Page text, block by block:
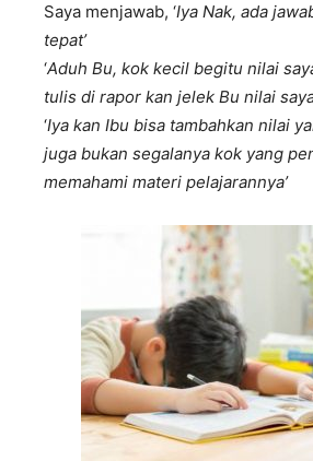
Saya menjawab, ‘Iya Nak, ada
tepat’
‘Aduh Bu, kok kecil begitu nilai
tulis di rapor kan jelek Bu nilai
‘Iya kan Ibu bisa tambahkan nilai
juga bukan segalanya kok yang
memahami materi pelajarannya’